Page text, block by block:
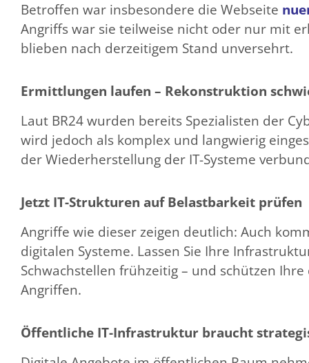
Betroffen war insbesondere die Webseite
Angriffs war sie teilweise nicht oder nur mit
blieben nach derzeitigem Stand unversehrt.
Ermittlungen laufen – Rekonstruktion
Laut BR24 wurden bereits Spezialisten der
wird jedoch als komplex und langwierig
der Wiederherstellung der IT-Systeme
Jetzt IT-Strukturen auf Belastbarkeit prüfen
Angriffe wie dieser zeigen deutlich: Auch
digitalen Systeme. Lassen Sie Ihre
Schwachstellen frühzeitig – und schützen
Angriffen.
Öffentliche IT-Infrastruktur braucht